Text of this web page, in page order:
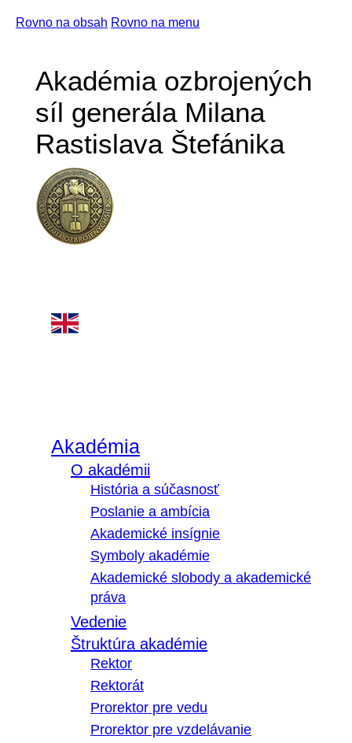
Rovno na obsah Rovno na menu
Akadémia ozbrojených
síl generála Milana
Rastislava Štefánika
Akadémia
O akadémii
História a súčasnosť
Poslanie a ambícia
Akademické insígnie
Symboly akadémie
Akademické slobody a akademické
práva
Vedenie
Štruktúra akadémie
Rektor
Rektorát
Prorektor pre vedu
Prorektor pre vzdelávanie